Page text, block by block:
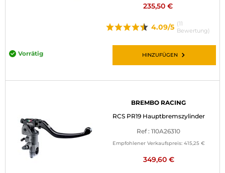
235,50 €
4.09/5 (11
Bewertung)
Vorrätig HINZUFÜGEN
BREMBO RACING
RCS PR19 Hauptbremszylinder
Ref : 110A26310
Empfohlener Verkaufspreis: 415,25 €
349,60 €